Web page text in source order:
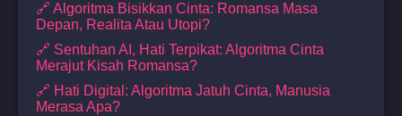
🔗 Algoritma Bisikkan Cinta: Romansa Masa
Depan, Realita Atau Utopi?
🔗 Sentuhan AI, Hati Terpikat: Algoritma Cinta
Merajut Kisah Romansa?
🔗 Hati Digital: Algoritma Jatuh Cinta, Manusia
Merasa Apa?